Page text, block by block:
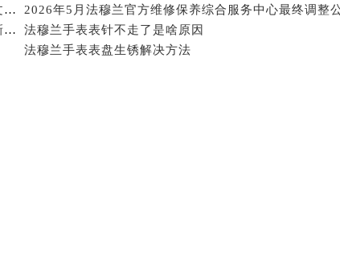
后服务中心（需提前预约）
处法穆兰售后服务中心（需提前预约）
务中心（需提前预约）
2026年5月法穆兰官方维修网点及保养中心变动补充汇总文本内容公示
2026年5月法穆兰官方维修保养服务网络更新（含搬迁及新开）
法穆兰手表表针不走了是啥原因
法穆兰手表表盘生锈解决方法